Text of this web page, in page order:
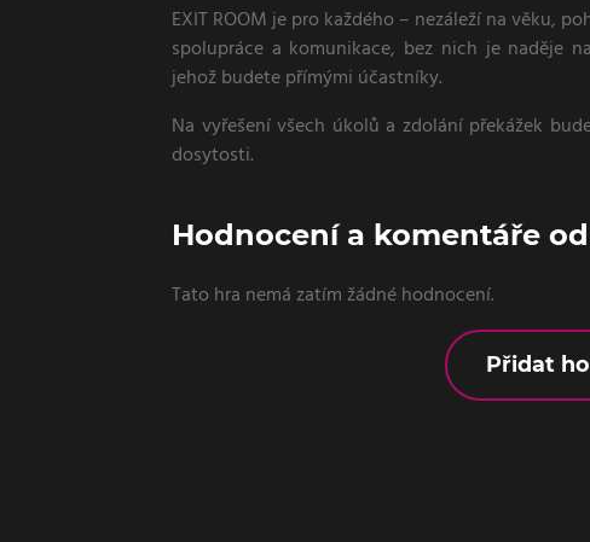
EXIT ROOM je pro každého – nezáleží na věku,
spolupráce a komunikace, bez nich je naděje
jehož budete přímými účastníky.
Na vyřešení všech úkolů a zdolání překážek
dosytosti.
Hodnocení a komentáře
Tato hra nemá zatím žádné hodnocení.
Přidat